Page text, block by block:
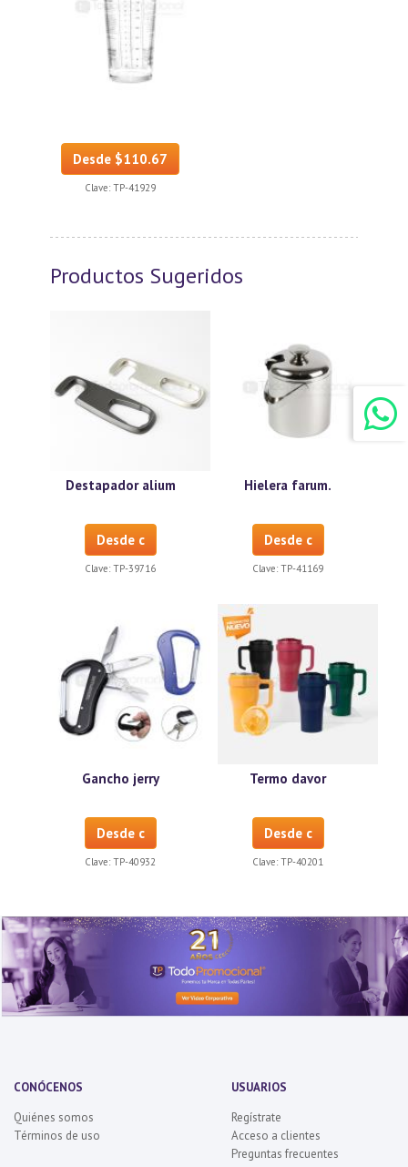
Desde $110.67
Clave: TP-41929
Productos Sugeridos
Destapador alium
Desde c
Clave: TP-39716
Hielera farum.
Desde c
Clave: TP-41169
Gancho jerry
Desde c
Clave: TP-40932
Termo davor
Desde c
Clave: TP-40201
CONÓCENOS
Quiénes somos
Términos de uso
USUARIOS
Regístrate
Acceso a clientes
Preguntas frecuentes